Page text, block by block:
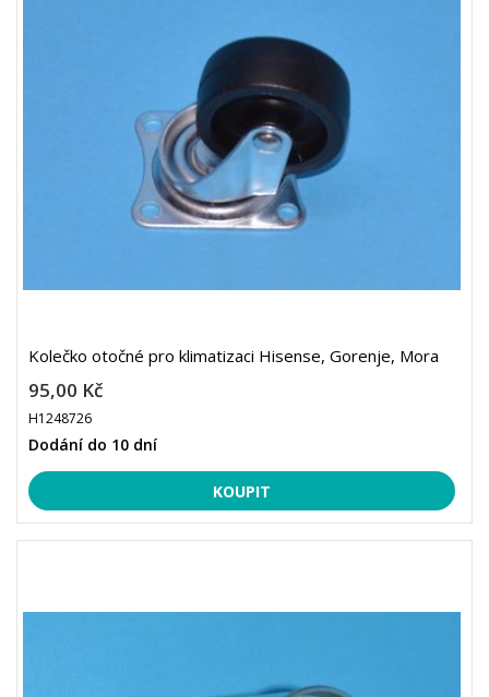
Kolečko otočné pro klimatizaci Hisense, Gorenje, Mora
95,00 Kč
H1248726
Dodání do 10 dní